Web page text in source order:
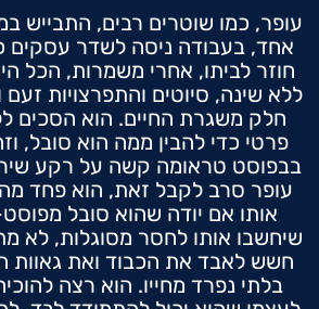
עופר, כמו שוטרים רבים, התבייש
אחד, בעבודה ניסה לשדר עסקים
חוזר לביתו, אחרי משמרות, הכל
ללא שינה, סיוטים והתפרצויות
חלק משגרת החיים. הוא הסכים
פרטי כדי להבין ממה הוא סובל,
בבפוסט טראומה קשה על רקע
עופר סרב לקבל זאת, הוא פחד
אותו אם יודה שהוא סובל
שיחשבו אותו לחסר מסוגלות, לא
חשש לאבד את הכבוד ואת גאוות
בלתי נפרד מחייו. הוא רצה